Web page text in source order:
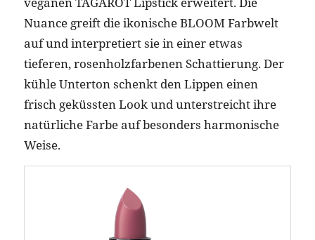
Nuance greift die ikonische BLOOM Farbwelt
auf und interpretiert sie in einer etwas
tieferen, rosenholzfarbenen Schattierung. Der
kühle Unterton schenkt den Lippen einen
frisch geküssten Look und unterstreicht ihre
natürliche Farbe auf besonders harmonische
Weise.